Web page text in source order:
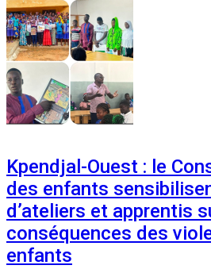
Kpendjal-Ouest : le
des enfants
d’ateliers et apprentis
conséquences des
enfants